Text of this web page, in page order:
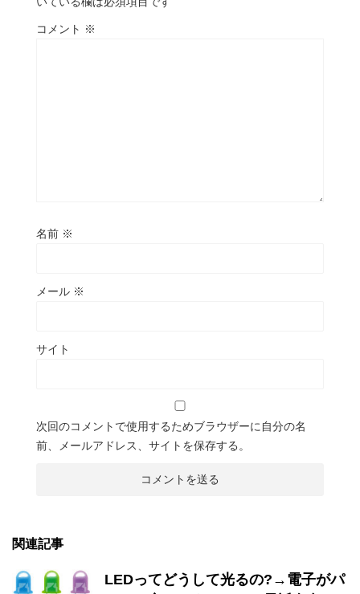
コメント ※
名前 ※
メール ※
サイト
次回のコメントで使用するためブラウザーに自分の名
前、メールアドレス、サイトを保存する。
関連記事
LEDってどうして光るの?→電子がパ